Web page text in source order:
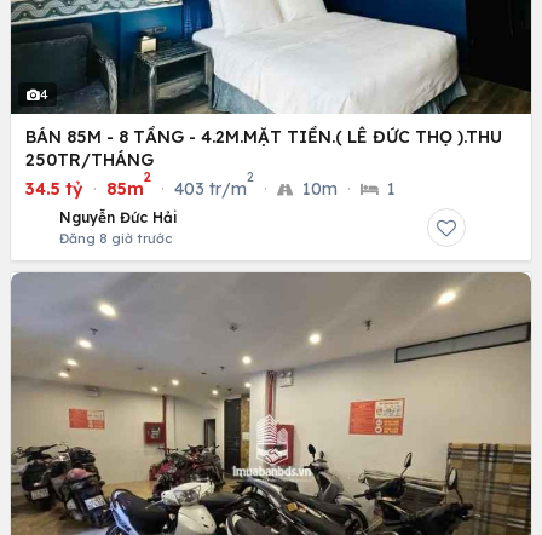
4
BÁN 85M - 8 TẦNG - 4.2M.MẶT TIỀN.( LÊ ĐỨC THỌ ).THU
250TR/THÁNG
34.5 tỷ · 85m
2
· 403 tr/m
2
· 10m · 1
Nguyễn Đức Hải
Đăng 8 giờ trước